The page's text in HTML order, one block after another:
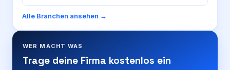
Alle Branchen ansehen →
WER MACHT WAS
Trage deine Firma kostenlos ein